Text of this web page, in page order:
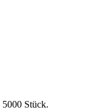
Stück.